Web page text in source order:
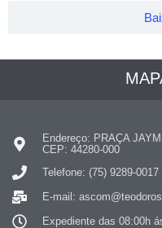
Endereço: PRAÇA
CEP: 44280-000
Telefone: (75) 9289-
E-mail:
Expediente das 08:00h